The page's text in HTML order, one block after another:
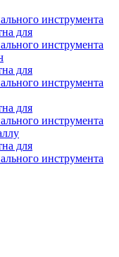
инструмента
для
инструмента
для
инструмента
для
инструмента
для
инструмента